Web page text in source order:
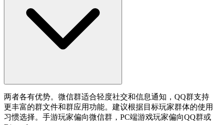
两者各有优势。微信群适合轻度社交和信息通知，QQ群支持
更丰富的群文件和群应用功能。建议根据目标玩家群体的使用
习惯选择。手游玩家偏向微信群，PC端游戏玩家偏向QQ群或